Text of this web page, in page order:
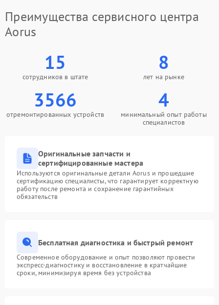
Преимущества сервисного центра
Aorus
15
сотрудников в штате
8
лет на рынке
3566
отремонтированных устройств
4
минимальный опыт работы
специалистов
Оригинальные запчасти и
сертифицированные мастера
Используются оригинальные детали Aorus и прошедшие
сертификацию специалисты, что гарантирует корректную
работу после ремонта и сохранение гарантийных
обязательств
Бесплатная диагностика и быстрый ремонт
Современное оборудование и опыт позволяют провести
экспресс-диагностику и восстановление в кратчайшие
сроки, минимизируя время без устройства